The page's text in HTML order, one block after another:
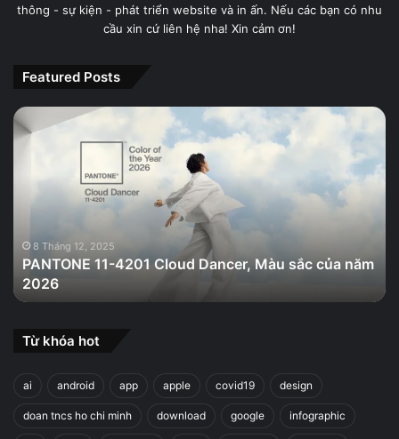
thông - sự kiện - phát triển website và in ấn. Nếu các bạn có nhu
cầu xin cứ liên hệ nha! Xin cảm ơn!
Featured Posts
PANTONE
11-
Màu
của
năm
2026
8 Tháng 12, 2025
PANTONE 11-4201 Cloud Dancer, Màu sắc của năm
2026
Từ khóa hot
ai android app apple covid19 design
doan tncs ho chi minh download google infographic